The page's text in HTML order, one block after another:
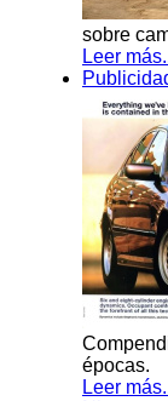
sobre
Leer
épocas.
Leer